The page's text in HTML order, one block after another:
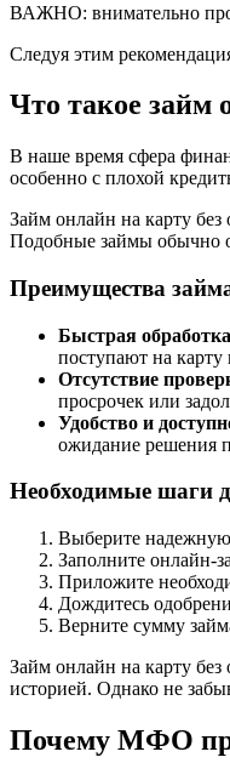
ВАЖНО: внимательно
Следуя этим
Что такое займ
В наше время сфера
особенно с плохой
Займ онлайн на карту
Подобные займы обычно
Преимущества
Быстрая
поступают на карту
Отсутствие
просрочек или
Удобство и
ожидание решения
Необходимые шаги
Выберите
Заполните онлайн-
Приложите
Дождитесь
Верните сумму
Займ онлайн на карту
историей. Однако не
Почему МФО